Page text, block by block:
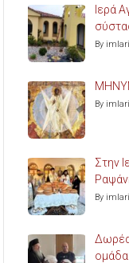
Ιερά
By
By
Στην
By
ομάδα